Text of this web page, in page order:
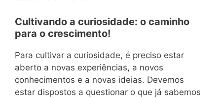
Cultivando a curiosidade: o caminho
para o crescimento!
Para cultivar a curiosidade, é preciso estar
aberto a novas experiências, a novos
conhecimentos e a novas ideias. Devemos
estar dispostos a questionar o que já sabemos